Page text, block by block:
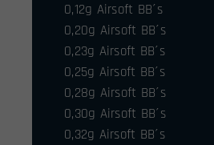
0,12g Airsoft BB´s
0,20g Airsoft BB´s
0,23g Airsoft BB´s
0,25g Airsoft BB´s
0,28g Airsoft BB´s
0,30g Airsoft BB´s
0,32g Airsoft BB´s